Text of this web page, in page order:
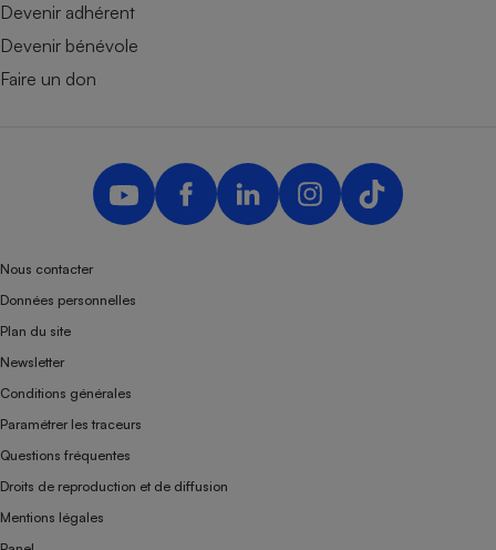
Devenir adhérent
Devenir bénévole
Faire un don
Nous contacter
Données personnelles
Plan du site
Newsletter
Conditions générales
Paramétrer les traceurs
Questions fréquentes
Droits de reproduction et de diffusion
Mentions légales